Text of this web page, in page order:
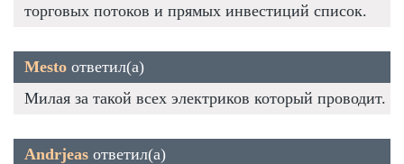
торговых потоков и прямых инвестиций список.
Mesto ответил(а)
Милая за такой всех электриков который проводит.
Andrjeas ответил(а)